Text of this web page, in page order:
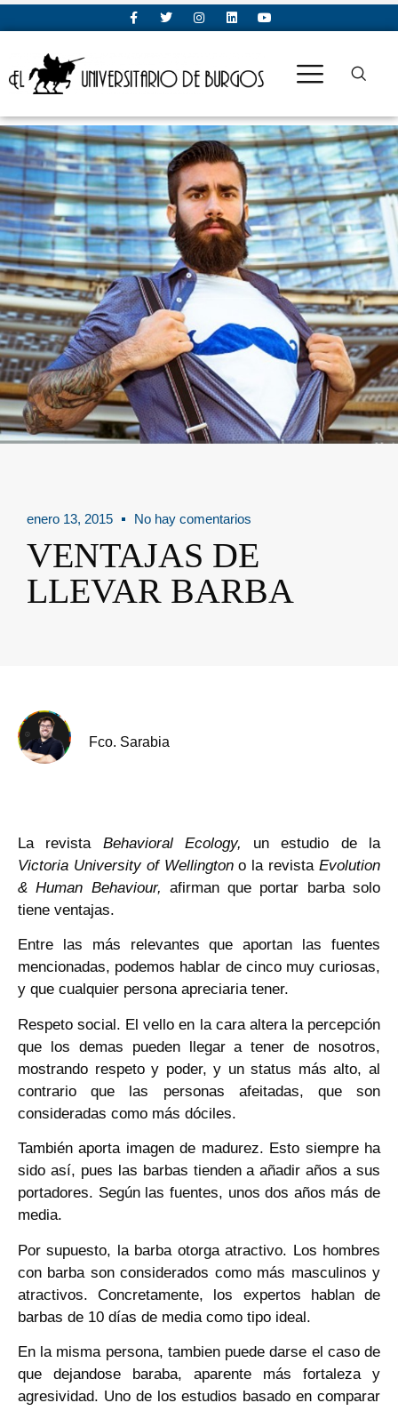
enero 13, 2015 No hay comentarios
VENTAJAS DE
LLEVAR BARBA
Fco. Sarabia
La revista Behavioral Ecology, un estudio de la
Victoria University of Wellingtono la revistaEvolution
& Human Behaviour, afirman que portar barba solo
tiene ventajas.
Entre las más relevantes que aportan las fuentes
mencionadas, podemos hablar de cinco muy curiosas,
y que cualquier persona apreciaria tener.
Respeto social. El vello en la cara altera la percepción
que los demas pueden llegar a tener de nosotros,
mostrando respeto y poder, y un status más alto, al
contrario que las personas afeitadas, que son
consideradas como más dóciles.
También aporta imagen de madurez. Esto siempre ha
sido así, pues las barbas tienden a añadir años a sus
portadores. Según las fuentes, unos dos años más de
media.
Por supuesto, la barba otorga atractivo. Los hombres
con barba son considerados como más masculinos y
atractivos. Concretamente, los expertos hablan de
barbas de 10 días de media como tipo ideal.
En la misma persona, tambien puede darse el caso de
que dejandose baraba, aparente más fortaleza y
agresividad. Uno de los estudios basado en comparar